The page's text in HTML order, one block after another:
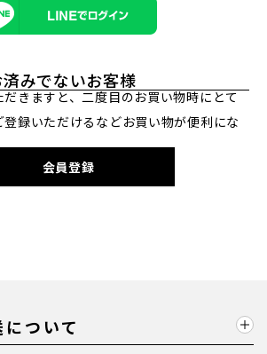
みでないお客様
きますと、二度目のお買い物時にとて
録いただけるなどお買い物が便利にな
会員登録
ついて